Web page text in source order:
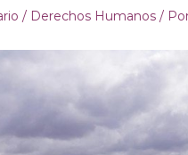
/ Derechos Humanos /